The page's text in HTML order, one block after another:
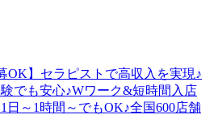
OK】セラピストで高収入を実現♪
でも安心♪Wワーク&短時間入店
～1時間～でもOK♪全国600店舗